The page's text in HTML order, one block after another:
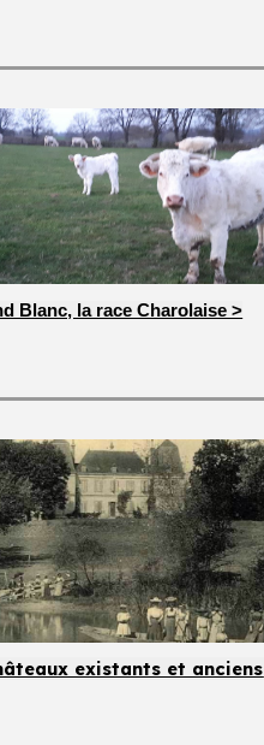
Blanc, la race Charolaise >
existants et anciens